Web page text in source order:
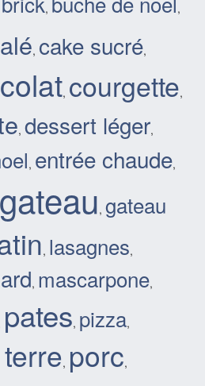
, ,
, cake sucré,
, courgette,
, dessert léger,
, entrée chaude,
gateau, gateau
, lasagnes,
, mascarpone,
pates, pizza,
, porc,